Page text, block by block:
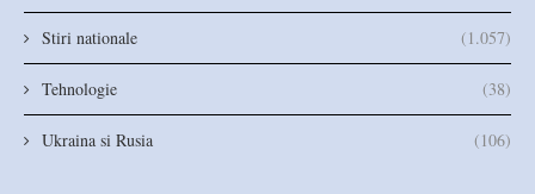
Stiri nationale (1.057)
Tehnologie (38)
Ukraina si Rusia (106)